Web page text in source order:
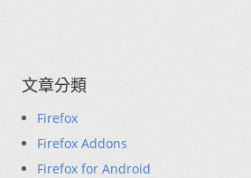
文章分類
Firefox
Firefox Addons
Firefox for Android